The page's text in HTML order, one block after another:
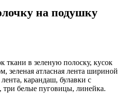
на подушку
ткани в зеленую полоску, кусок
зеленая атласная лента шириной
карандаш, булавки с
белые пуговицы, линейка.